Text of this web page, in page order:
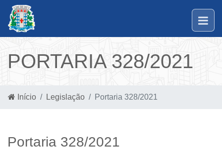
PORTARIA 328/2021
Início Legislação Portaria 328/2021
Portaria 328/2021